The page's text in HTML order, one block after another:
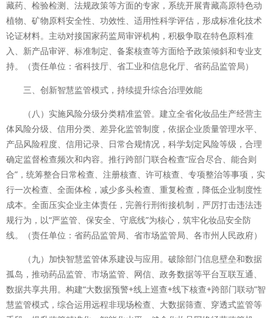
藏药、检验检测、法规政策等方面的专家，系统开展青藏高原特色动
植物、矿物原料安全性、功效性、适用性科学评估，形成标准化技术
论证材料。主动对接国家药监局审评机构，积极争取在特色原料准
入、新产品审评、标准制定、备案核查等方面给予政策倾斜和专业支
持。（责任单位：省科技厅、省工业和信息化厅、省药品监管局）
三、创新智慧监管模式，持续提升综合治理效能
（八）实施风险分级分类精准监管。建立全省化妆品生产经营主
体风险分级、信用分类、差异化监管制度，依据企业质量管理水平、
产品风险程度、信用记录、日常合规情况，科学划定风险等级，合理
确定监督检查频次和内容。推行跨部门联合检查“应合尽合、能合则
合”，统筹整合日常检查、注册核查、许可核查、专项整治等事项，实
行一次检查、全面体检，减少多头检查、重复检查，降低企业制度性
成本。全面压实企业主体责任，完善行刑衔接机制，严厉打击违法违
规行为，以“严监管、保安全、守底线”为核心，筑牢化妆品安全防
线。（责任单位：省药品监管局、省市场监管局、各市州人民政府）
（九）加快智慧监管体系建设与应用。破除部门信息壁垒和数据
孤岛，推动药品监管、市场监管、网信、政务数据等平台互联互通、
数据共享共用。构建“大数据预警+线上巡查+线下核查+跨部门联动”智
慧监管模式，综合运用远程非现场检查、大数据筛查、穿透式监管等